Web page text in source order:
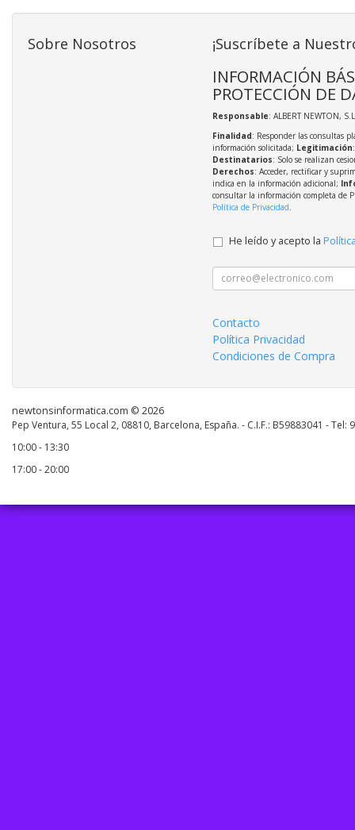
Sobre Nosotros ¡Suscríbete a
INFORMACIÓN
PROTECCIÓN DE
Responsable: ALBERT NEWTON,
Finalidad: Responder las consultas
información solicitada; Legitimación
Destinatarios: Solo se realizan
Derechos: Acceder, rectificar y
indica en la información adicional;
consultar la información completa de
Política de Privacidad.
He leído y acepto la
Contacto
Política Privacidad
Condiciones de Compra
newtonsinformatica.com © 2026
Pep Ventura, 55 Local 2, 08810, Barcelona, España. - C.I.F.: B59883041 - Tel:
10:00 - 13:30
17:00 - 20:00